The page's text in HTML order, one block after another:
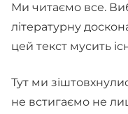
Ми читаємо все.
літературну
цей текст мусить
Тут ми
не встигаємо не